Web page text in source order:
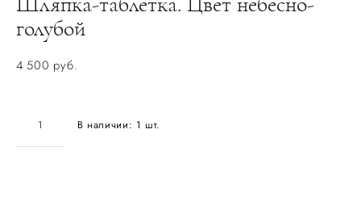
Шляпка-таблетка. Цвет небесно-
голубой
4 500 pуб.
В наличии: 1 шт.